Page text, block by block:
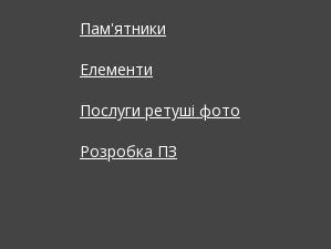
Пам'ятники
Елементи
Послуги ретуші фото
Розробка ПЗ